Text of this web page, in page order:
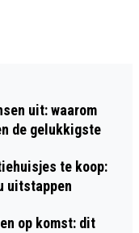
uit: waarom
de gelukkigste
te koop:
uitstappen
op komst: dit